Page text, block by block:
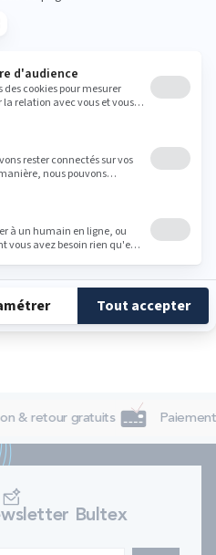
09:00 - 12:00 14:00 - 19:00
09:00 - 12:00 14:00 - 19:00
09:00 - 12:00 14:00 - 19:00
& retour gratuits
Bultex